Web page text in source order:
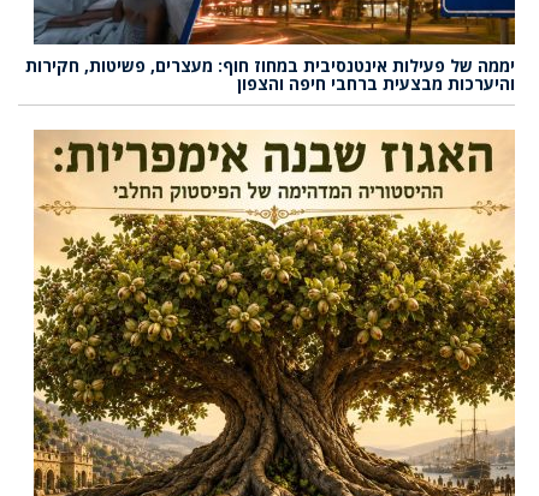
יממה של פעילות אינטנסיבית במחוז חוף: מעצרים, פשיטות, חקירות
והיערכות מבצעית ברחבי חיפה והצפון